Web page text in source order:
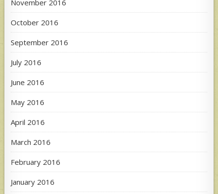
November 2016
October 2016
September 2016
July 2016
June 2016
May 2016
April 2016
March 2016
February 2016
January 2016